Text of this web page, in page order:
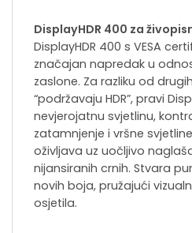
DisplayHDR 400 za
DisplayHDR 400 s VESA
značajan napredak u
zaslone. Za razliku od
“podržavaju HDR”, pravi
nevjerojatnu svjetlinu,
zatamnjenje i vršne
oživljava uz uočljivo
nijansiranih crnih. Stvara
novih boja, pružajući
osjetila.